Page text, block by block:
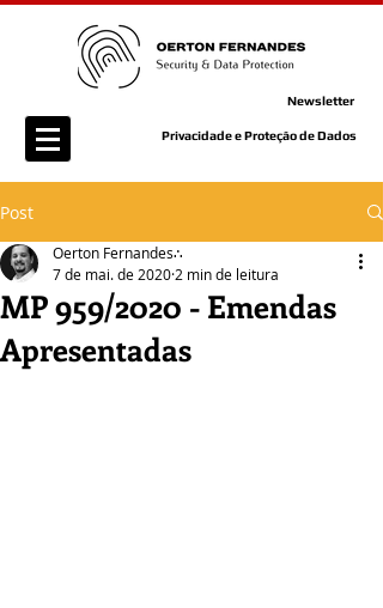
Newsletter
Privacidade e Proteção de Dados
Post
MP 959/2020 - Emendas
Apresentadas
Oerton Fernandes∴
7 de mai. de 2020 2 min de leitura